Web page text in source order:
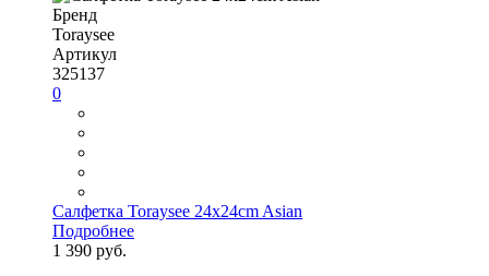
Бренд
Toraysee
Артикул
325137
0
Салфетка Toraysee 24x24cm Asian
Подробнее
1 390 руб.